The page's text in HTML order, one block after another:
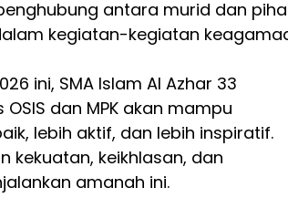
antara murid dan
kegiatan-kegiatan
ini, SMA Islam Al Azhar 33
dan MPK akan mampu
lebih aktif, dan lebih inspiratif.
kekuatan, keikhlasan, dan
amanah ini.